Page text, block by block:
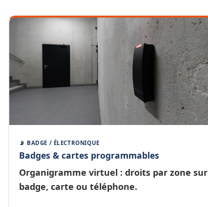
📡 BADGE / ÉLECTRONIQUE
Badges & cartes programmables
Organigramme virtuel : droits par zone sur
badge, carte ou téléphone.